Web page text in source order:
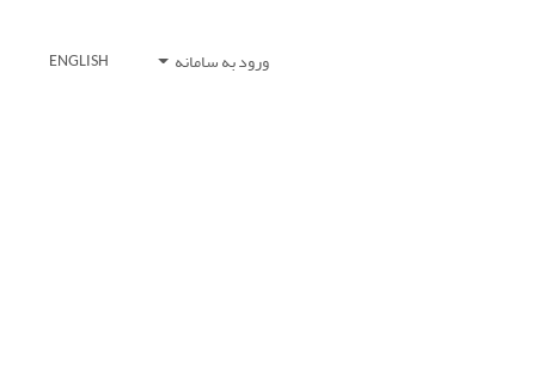
ورود به سامانه ENGLISH